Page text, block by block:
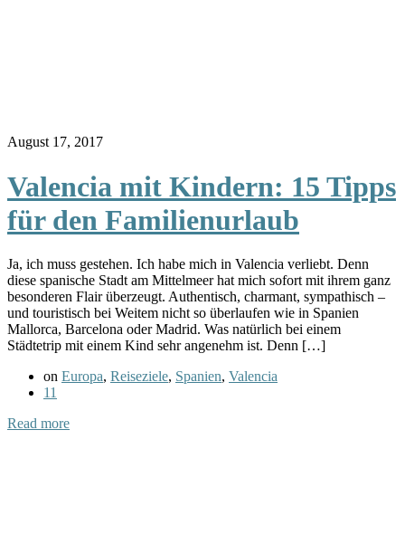
August 17, 2017
Valencia mit Kindern: 15 Tipps
für den Familienurlaub
Ja, ich muss gestehen. Ich habe mich in Valencia verliebt. Denn
diese spanische Stadt am Mittelmeer hat mich sofort mit ihrem ganz
besonderen Flair überzeugt. Authentisch, charmant, sympathisch –
und touristisch bei Weitem nicht so überlaufen wie in Spanien
Mallorca, Barcelona oder Madrid. Was natürlich bei einem
Städtetrip mit einem Kind sehr angenehm ist. Denn […]
on Europa, Reiseziele, Spanien, Valencia
11
Read more